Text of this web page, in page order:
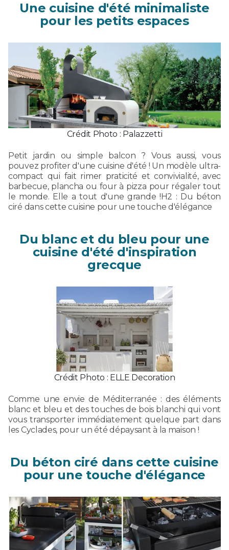
Une cuisine d'été minimaliste
pour les petits espaces
Crédit Photo : Palazzetti
Petit jardin ou simple balcon ? Vous aussi, vous
pouvez profiter d'une cuisine d'été ! Un modèle ultra-
compact qui fait rimer praticité et convivialité, avec
barbecue, plancha ou four à pizza pour régaler tout
le monde. Elle a tout d'une grande !H2 : Du béton
ciré dans cette cuisine pour une touche d'élégance
Du blanc et du bleu pour une
cuisine d'été d'inspiration
grecque
Crédit Photo : ELLE Decoration
Comme une envie de Méditerranée : des éléments
blanc et bleu et des touches de bois blanchi qui vont
vous transporter immédiatement quelque part dans
les Cyclades, pour un été dépaysant à la maison !
Du béton ciré dans cette cuisine
pour une touche d'élégance